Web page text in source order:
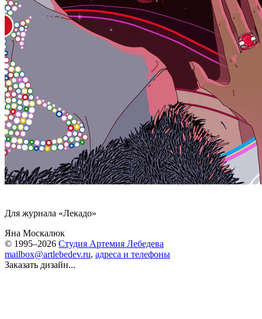
Для журнала «Лекадо»
Яна Москалюк
© 1995–2026 Студия Артемия Лебедева
mailbox@artlebedev.ru, адреса и телефоны
Заказать дизайн...